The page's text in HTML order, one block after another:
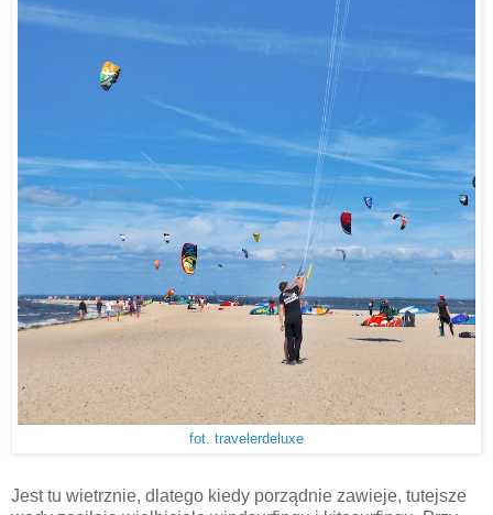
fot. travelerdeluxe
Jest tu wietrznie, dlatego kiedy porządnie zawieje, tutejsze